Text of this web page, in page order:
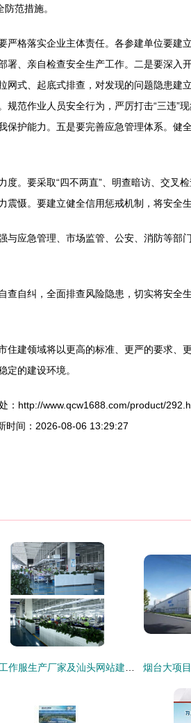
范措施。
格落实企业主体责任。各参建单位要建
、亲自检查安全生产工作。二是要深
式、起底式排查，对发现的问题隐患
范作业人员安全行为，严厉打击“三违”
护能力。五是要完善应急管理体系。
。要采取“四不两直”、明查暗访、交叉
慑。要建立健全信用惩戒机制，将安全
应急管理、市场监管、公安、消防等部
自纠，全面排查风险隐患，切实将安
建领域将以更高的标准、更严的要求
的建设环境。
：http://www.qcw1688.com/product/
时间：2026-08-06 13:29:27